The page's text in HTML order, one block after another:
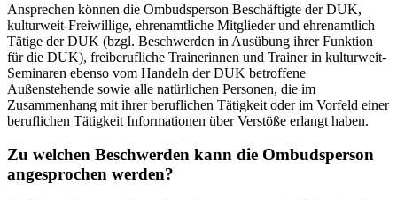
Ansprechen können die Ombudsperson Beschäftigte der DUK,
kulturweit-Freiwillige, ehrenamtliche Mitglieder und ehrenamtlich
Tätige der DUK (bzgl. Beschwerden in Ausübung ihrer Funktion
für die DUK), freiberufliche Trainerinnen und Trainer in kulturweit-
Seminaren ebenso vom Handeln der DUK betroffene
Außenstehende sowie alle natürlichen Personen, die im
Zusammenhang mit ihrer beruflichen Tätigkeit oder im Vorfeld einer
beruflichen Tätigkeit Informationen über Verstöße erlangt haben.
Zu welchen Beschwerden kann die Ombudsperson
angesprochen werden?